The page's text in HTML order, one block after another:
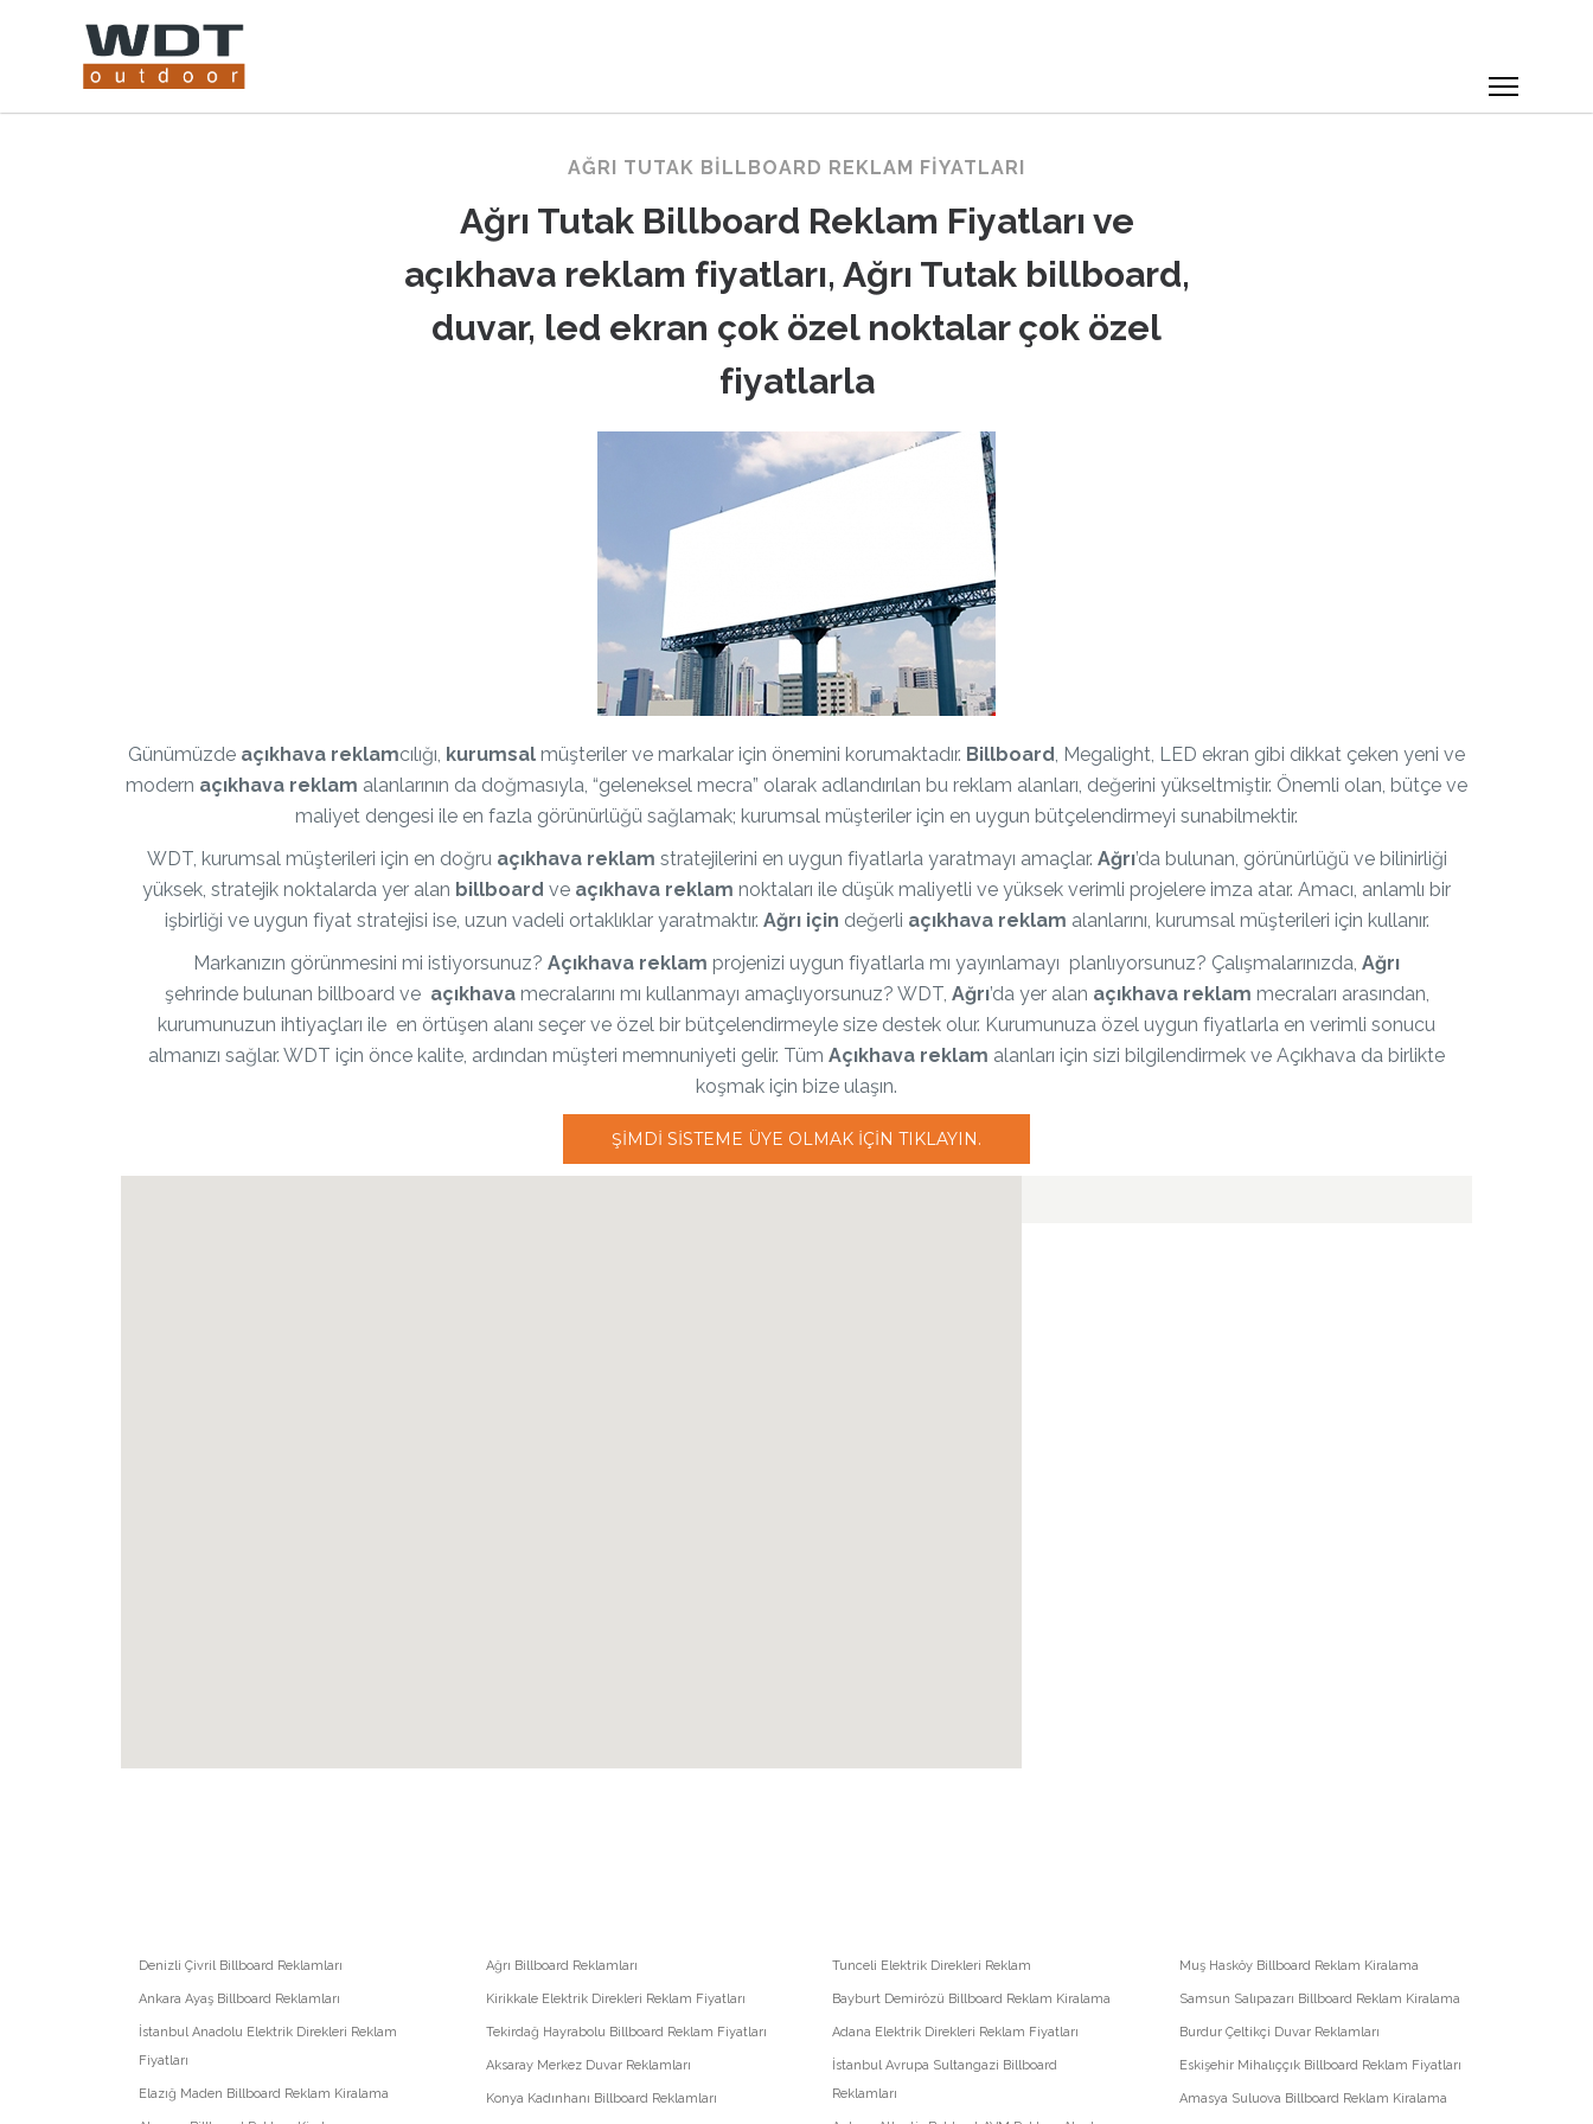
AĞRI TUTAK BILLBOARD REKLAM FIYATLARI
Ağrı Tutak Billboard Reklam Fiyatları ve
açıkhava reklam fiyatları, Ağrı Tutak billboard,
duvar, led ekran çok özel noktalar çok özel
fiyatlarla
Günümüzde açıkhava reklamcılığı, kurumsal müşteriler ve markalar için önemini korumaktadır. Billboard, Megalight, LED ekran gibi dikkat çeken yeni ve
modern açıkhava reklam alanlarının da doğmasıyla, “geleneksel mecra” olarak adlandırılan bu reklam alanları, değerini yükseltmiştir. Önemli olan, bütçe ve
maliyet dengesi ile en fazla görünürlüğü sağlamak; kurumsal müşteriler için en uygun bütçelendirmeyi sunabilmektir.
WDT, kurumsal müşterileri için en doğru açıkhava reklam stratejilerini en uygun fiyatlarla yaratmayı amaçlar. Ağrı’da bulunan, görünürlüğü ve bilinirliği
yüksek, stratejik noktalarda yer alan billboard ve açıkhava reklam noktaları ile düşük maliyetli ve yüksek verimli projelere imza atar. Amacı, anlamlı bir
işbirliği ve uygun fiyat stratejisi ise, uzun vadeli ortaklıklar yaratmaktır. Ağrı için değerli açıkhava reklam alanlarını, kurumsal müşterileri için kullanır.
Markanızın görünmesini mi istiyorsunuz? Açıkhava reklam projenizi uygun fiyatlarla mı yayınlamayı planlıyorsunuz? Çalışmalarınızda, Ağrı
şehrinde bulunan billboard ve açıkhavamecralarını mı kullanmayı amaçlıyorsunuz? WDT, Ağrı’da yer alan açıkhava reklam mecraları arasından,
kurumunuzun ihtiyaçları ile en örtüşen alanı seçer ve özel bir bütçelendirmeyle size destek olur. Kurumunuza özel uygun fiyatlarla en verimli sonucu
almanızı sağlar. WDT için önce kalite, ardından müşteri memnuniyeti gelir. Tüm Açıkhava reklam alanları için sizi bilgilendirmek ve Açıkhava da birlikte
koşmak için bize ulaşın.
ŞIMDI SISTEME ÜYE OLMAK IÇIN TIKLAYIN.
Denizli Çivril Billboard Reklamları
Ankara Ayaş Billboard Reklamları
İstanbul Anadolu Elektrik Direkleri Reklam
Fiyatları
Elazığ Maden Billboard Reklam Kiralama
Ağrı Billboard Reklamları
Kirikkale Elektrik Direkleri Reklam Fiyatları
Tekirdağ Hayrabolu Billboard Reklam Fiyatları
Aksaray Merkez Duvar Reklamları
Konya Kadınhanı Billboard Reklamları
Tunceli Elektrik Direkleri Reklam
Bayburt Demirözü Billboard Reklam Kiralama
Adana Elektrik Direkleri Reklam Fiyatları
İstanbul Avrupa Sultangazi Billboard
Reklamları
Muş Hasköy Billboard Reklam Kiralama
Samsun Salıpazarı Billboard Reklam Kiralama
Burdur Çeltikçi Duvar Reklamları
Eskişehir Mihalıççık Billboard Reklam Fiyatları
Amasya Suluova Billboard Reklam Kiralama